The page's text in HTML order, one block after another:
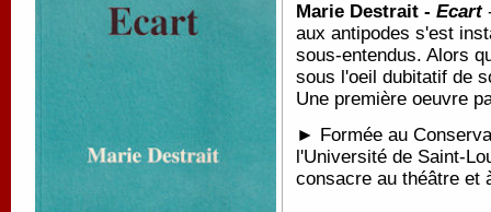
Marie Destrait - Ecart
aux antipodes s'est
sous-entendus. Alors
sous l'oeil dubitatif de
Une première oeuvre
► Formée au
l'Université de Saint-
consacre au théâtre et